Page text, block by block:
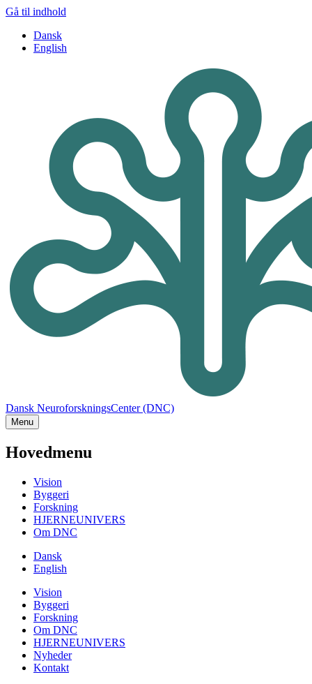
Gå til indhold
Dansk
English
Dansk NeuroforskningsCenter (DNC)
Menu
Hovedmenu
Vision
Byggeri
Forskning
HJERNEUNIVERS
Om DNC
Dansk
English
Vision
Byggeri
Forskning
Om DNC
HJERNEUNIVERS
Nyheder
Kontakt